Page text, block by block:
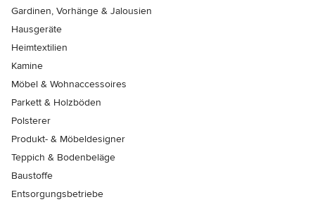
Gardinen, Vorhänge & Jalousien
Hausgeräte
Heimtextilien
Kamine
Möbel & Wohnaccessoires
Parkett & Holzböden
Polsterer
Produkt- & Möbeldesigner
Teppich & Bodenbeläge
Baustoffe
Entsorgungsbetriebe